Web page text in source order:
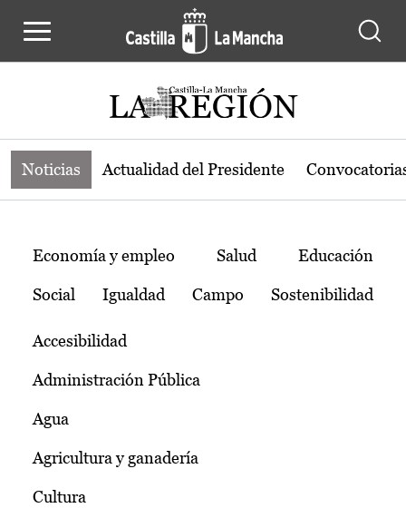
Noticias de la región de Castilla-La
Noticias Actualidad del Presidente
Temas
Economía y empleo Salud Educación
Social Igualdad Campo Sostenibilidad
Accesibilidad
Administración Pública
Agua
Agricultura y ganadería
Cultura